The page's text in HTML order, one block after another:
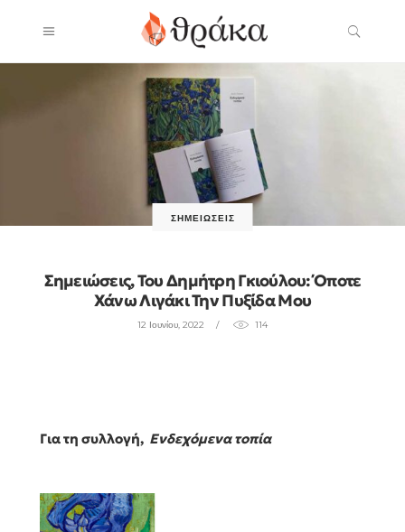
ΣΗΜΕΙΏΣΕΙΣ
Σημειώσεις, Του Δημήτρη Γκιούλου: Όποτε
Χάνω Λιγάκι Την Πυξίδα Μου
12 Ιουνίου, 2022 114
Για τη συλλογή, Ενδεχόμενα τοπία